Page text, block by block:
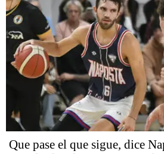
Que pase el que sigue, dice